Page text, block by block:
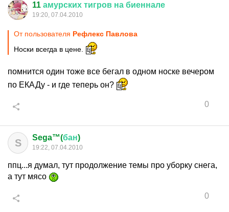
11 амурских тигров на биеннале
19:20, 07.04.2010
От пользователя Рефлекс Павлова
Носки всегда в цене.
помнится один тоже все бегал в одном носке вечером
по ЕКАДу - и где теперь он?
0
S Sega™(бан)
19:22, 07.04.2010
ппц...я думал, тут продолжение темы про уборку снега,
а тут мясо
0